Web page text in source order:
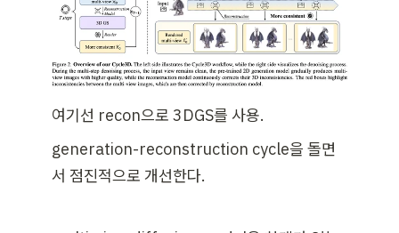
여기선 recon으로 3DGS를 사용.
generation-reconstruction cycle을 돌면
서 점진적으로 개선한다.